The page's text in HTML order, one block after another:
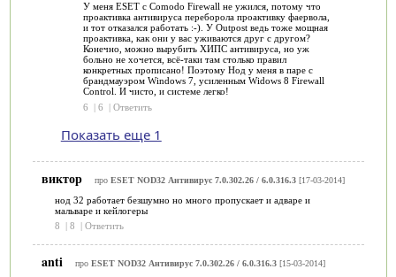
У меня ESET с Comodo Firewall не ужился, потому что
проактивка антивируса переборола проактивку фаервола,
и тот отказался работать :-). У Outpost ведь тоже мощная
проактивка, как они у вас уживаются друг с другом?
Конечно, можно вырубить ХИПС антивируса, но уж
больно не хочется, всё-таки там столько правил
конкретных прописано! Поэтому Нод у меня в паре с
брандмауэром Windows 7, усиленным Widows 8 Firewall
Control. И чисто, и системе легко!
6
| 6 | Ответить
Показать еще 1
виктор про ESET NOD32 Антивирус 7.0.302.26 / 6.0.316.3[17-03-2014]
нод 32 работает безшумно но много пропускает и адваре и
мальваре и кейлогеры
8
| 8 | Ответить
anti про ESET NOD32 Антивирус 7.0.302.26 / 6.0.316.3[15-03-2014]